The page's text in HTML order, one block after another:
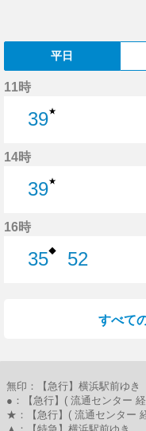
平日
11時
39★
14時
39★
16時
35◆
52
すべて
無印：【急行】横浜駅前ゆき
●：【急行】( 流通センター
★：【急行】( 流通センター